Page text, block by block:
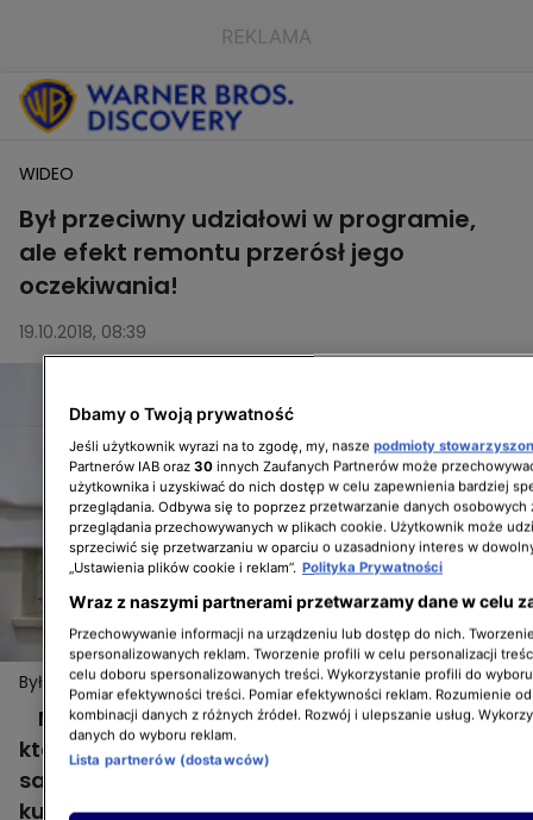
WIDEO
Był przeciwny udziałowi w programie,
ale efekt remontu przerósł jego
oczekiwania!
19.10.2018, 08:39
Był przeciwny udziałowi w programie, ale efekt
remontu przerósł jego oczekiwania!
Więcej
Mariusz to złota rączka i w mieszkaniu,
które kupił razem z Anią, wiele rzeczy zrobił
sam. Niestety, para nie miała pomysłu na
kuchnię i salon, więc Ania zdecydowała się
Dbamy o Twoją prywatność
Jeśli użytkownik wyrazi na to zgodę, my, nasze podmioty
Partnerów IAB oraz 30 innych Zaufanych Partnerów może
użytkownika i uzyskiwać do nich dostęp w celu zapewnienia bardziej
przeglądania. Odbywa się to poprzez przetwarzanie danych osobowych
przeglądania przechowywanych w plikach cookie. Użytkownik może
sprzeciwić się przetwarzaniu w oparciu o uzasadniony interes w
„Ustawienia plików cookie i reklam”. Polityka Prywatności
Wraz z naszymi partnerami przetwarzamy dane w celu
Przechowywanie informacji na urządzeniu lub dostęp do nich.
spersonalizowanych reklam. Tworzenie profili w celu personalizacji
celu doboru spersonalizowanych treści. Wykorzystanie profili do
Pomiar efektywności treści. Pomiar efektywności reklam. Rozumienie
kombinacji danych z różnych źródeł. Rozwój i ulepszanie usług.
danych do wyboru reklam.
Lista partnerów (dostawców)